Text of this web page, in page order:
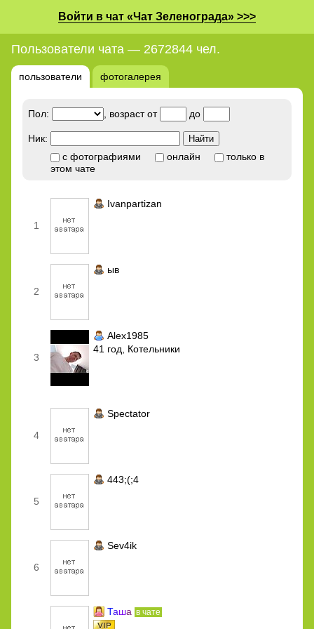
Войти в чат «Чат Зеленограда» >>>
Пользователи чата — 2672844 чел.
пользователи фотогалерея
Пол: , возраст от до
Ник:
с фотографиями
онлайн
только в
этом чате
1
Ivanpartizan
2
ыв
3
Alex1985
41 год, Котельники
4
Spectator
5
443;(;4
6
Sev4ik
Таша в чате